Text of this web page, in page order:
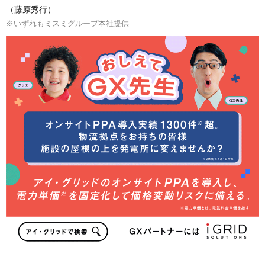
（藤原秀行）
※いずれもミスミグループ本社提供